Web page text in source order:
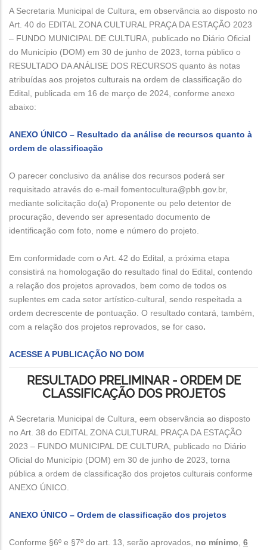
A Secretaria Municipal de Cultura, em observância ao disposto no
Art. 40 do EDITAL ZONA CULTURAL PRAÇA DA ESTAÇÃO 2023
– FUNDO MUNICIPAL DE CULTURA, publicado no Diário Oficial
do Município (DOM) em 30 de junho de 2023, torna público o
RESULTADO DA ANÁLISE DOS RECURSOS quanto às notas
atribuídas aos projetos culturais na ordem de classificação do
Edital, publicada em 16 de março de 2024, conforme anexo
abaixo:
ANEXO ÚNICO – Resultado da análise de recursos quanto à
ordem de classificação
O parecer conclusivo da análise dos recursos poderá ser
requisitado através do e-mail fomentocultura@pbh.gov.br,
mediante solicitação do(a) Proponente ou pelo detentor de
procuração, devendo ser apresentado documento de
identificação com foto, nome e número do projeto.
Em conformidade com o Art. 42 do Edital, a próxima etapa
consistirá na homologação do resultado final do Edital, contendo
a relação dos projetos aprovados, bem como de todos os
suplentes em cada setor artístico-cultural, sendo respeitada a
ordem decrescente de pontuação. O resultado contará, também,
com a relação dos projetos reprovados, se for caso.
ACESSE A PUBLICAÇÃO NO DOM
RESULTADO PRELIMINAR - ORDEM DE
CLASSIFICAÇÃO DOS PROJETOS
A Secretaria Municipal de Cultura, eem observância ao disposto
no Art. 38 do EDITAL ZONA CULTURAL PRAÇA DA ESTAÇÃO
2023 – FUNDO MUNICIPAL DE CULTURA, publicado no Diário
Oficial do Município (DOM) em 30 de junho de 2023, torna
pública a ordem de classificação dos projetos culturais conforme
ANEXO ÚNICO.
ANEXO ÚNICO – Ordem de classificação dos projetos
Conforme §6º e §7º do art. 13, serão aprovados, no mínimo 6